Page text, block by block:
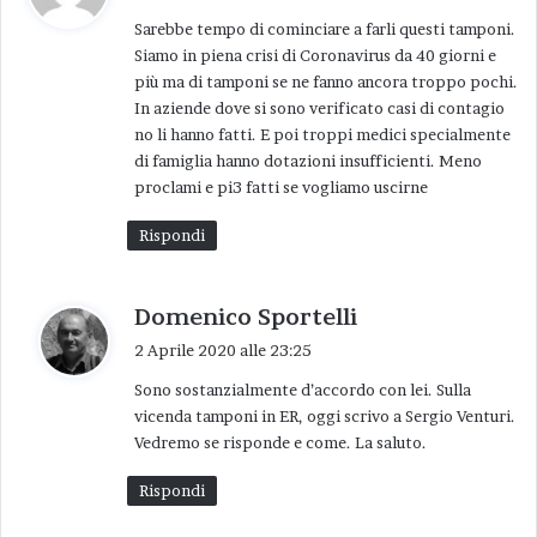
dell’altro. E pensiamo a cosa potrebbe accadere
se queste persone, positive al virus, tornassero
subito in fabbrica e negli uffici. Facile capirlo:
saremmo nuovamente da capo. Una nuova
preso la strada di estendere i tamponi. Il buon
ogni giorno ci parla anche di questo. Sono
partiti da Piacenza, poi gli operatori sanitari.
Però non ho ben capito quale sarà lo sviluppo
dell’idea di “andare nelle case”. Se il concetto è
andare nelle case per curare a domicilio le
necessaria, ma credo non basti. Quando si dice
e
t
t
o
:
Sarebbe tempo di cominciare a farli questi tamponi.
Siamo in piena crisi di Coronavirus da 40 giorni e
più ma di tamponi se ne fanno ancora troppo pochi.
In aziende dove si sono verificato casi di contagio
no li hanno fatti. E poi troppi medici specialmente
di famiglia hanno dotazioni insufficienti. Meno
proclami e pi3 fatti se vogliamo uscirne
Rispondi
Domenico Sportelli
e
t
t
2 Aprile 2020 alle 23:25
Sono sostanzialmente d’accordo con lei. Sulla
vicenda tamponi in ER, oggi scrivo a Sergio Venturi.
Vedremo se risponde e come. La saluto.
Rispondi